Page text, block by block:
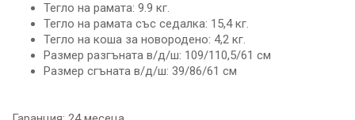
Тегло на рамата: 9.9 кг.
Тегло на рамата със седалка: 15,4 кг.
Тегло на коша за новородено: 4,2 кг.
Размер разгъната в/д/ш: 109/110,5/61 см
Размер сгъната в/д/ш: 39/86/61 см